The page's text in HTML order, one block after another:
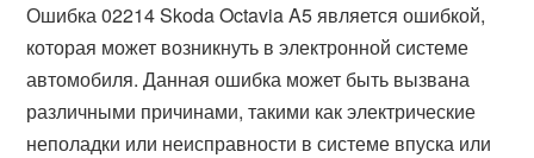
Ошибка 02214 Skoda Octavia A5 является ошибкой,
которая может возникнуть в электронной системе
автомобиля. Данная ошибка может быть вызвана
различными причинами, такими как электрические
неполадки или неисправности в системе впуска или